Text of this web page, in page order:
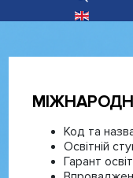
ОБЕРІТЬ
Код та
Освітній
Гарант